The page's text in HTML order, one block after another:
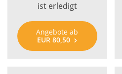
ist erledigt
Angebote ab
EUR 80,50